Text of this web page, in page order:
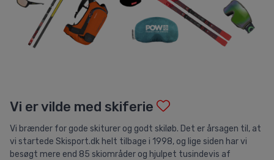
Vi er vilde med skiferie
Vi brænder for gode skiturer og godt skiløb. Det er årsagen til, at
vi startede Skisport.dk helt tilbage i 1998, og lige siden har vi
besøgt mere end 85 skiområder og hjulpet tusindevis af